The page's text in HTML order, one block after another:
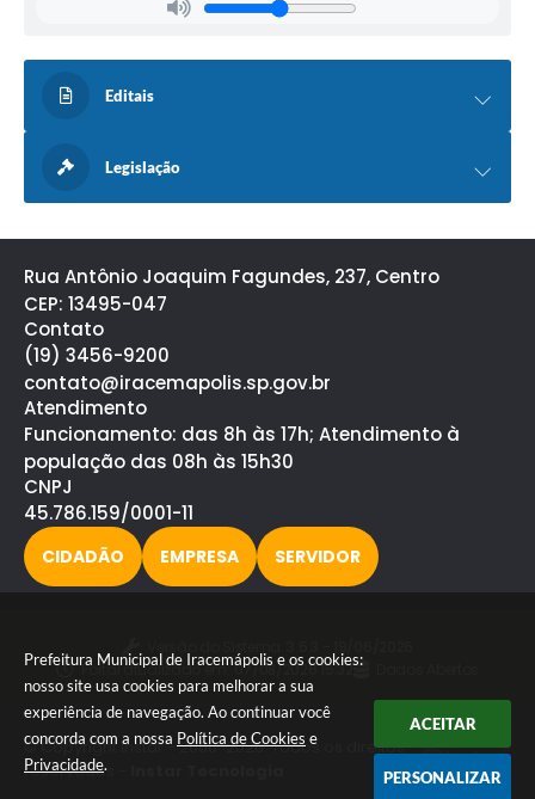
Prefeitura Municipal de Iracemápolis e os cookies:
nosso site usa cookies para melhorar a sua
experiência de navegação. Ao continuar você
concorda com a nossa Política de Cookies e
Privacidade.
ACEITAR
PERSONALIZAR
Editais
Legislação
Rua Antônio Joaquim Fagundes, 237, Centro
CEP: 13495-047
Contato
(19) 3456-9200
contato@iracemapolis.sp.gov.br
Atendimento
Funcionamento: das 8h às 17h; Atendimento à
população das 08h às 15h30
CNPJ
45.786.159/0001-11
CIDADÃO EMPRESA SERVIDOR
Portal atualizado em:07/08/2026 15:32
© Copyright Instar - 2006-2026. Todos os direitos
reservados -